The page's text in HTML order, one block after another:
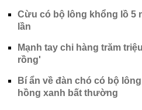
Cừu có bộ lông khổng lồ 5
lần
Mạnh tay chi hàng trăm
rồng'
Bí ẩn về đàn chó có bộ
hồng xanh bất thường